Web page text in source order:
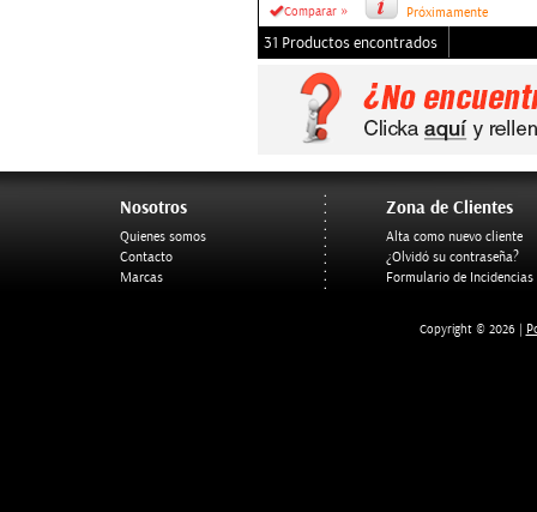
Comparar » Próximamente
31 Productos encontrados
Nosotros
Quienes somos
Contacto
Marcas
Zona de Clientes
Alta como nuevo cliente
¿Olvidó su contraseña?
Formulario de Incidencias
Copyright © 2026 |